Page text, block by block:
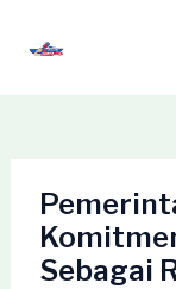
Sebagai